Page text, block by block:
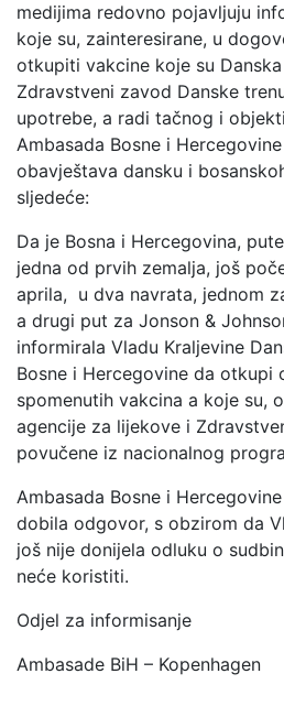
medijima redovno pojavljuju
koje su, zainteresirane, u
otkupiti vakcine koje su
Zdravstveni zavod Danske
upotrebe, a radi tačnog i
Ambasada Bosne i
obavještava dansku i
sljedeće:
Da je Bosna i Hercegovina,
jedna od prvih zemalja, još
aprila, u dva navrata, jednom
a drugi put za Jonson &
informirala Vladu Kraljevine
Bosne i Hercegovine da otkupi
spomenutih vakcina a koje su,
agencije za lijekove i
povučene iz nacionalnog
Ambasada Bosne i
dobila odgovor, s obzirom da
još nije donijela odluku o
neće koristiti.
Odjel za informisanje
Ambasade BiH – Kopenhagen